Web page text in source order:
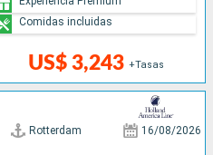
US$ 3,243 +Tasas
Comidas incluidas
Rotterdam 16/08/2026